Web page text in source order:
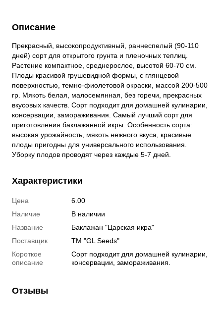
Описание
Прекрасный, высокопродуктивный, раннеспелый (90-110
дней) сорт для открытого грунта и пленочных теплиц.
Растение компактное, среднерослое, высотой 60-70 см.
Плоды красивой грушевидной формы, с глянцевой
поверхностью, темно-фиолетовой окраски, массой 200-500
гр. Мякоть белая, малосемянная, без горечи, прекрасных
вкусовых качеств. Сорт подходит для домашней кулинарии,
консервации, замораживания. Самый лучший сорт для
приготовления баклажанной икры. Особенность сорта:
высокая урожайность, мякоть нежного вкуса, красивые
плоды пригодны для универсального использования.
Уборку плодов проводят через каждые 5-7 дней.
Характеристики
Цена
6.00
Наличие
В наличии
Название
Баклажан "Царская икра"
Поставщик
ТМ "GL Seeds"
Короткое
описание
Сорт подходит для домашней кулинарии,
консервации, замораживания.
Отзывы